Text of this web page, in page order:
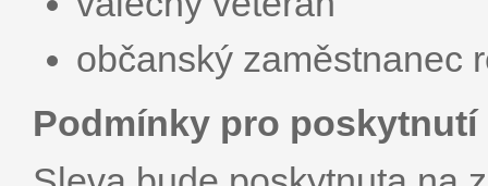
občanský zaměstnanec
Podmínky pro poskytnutí